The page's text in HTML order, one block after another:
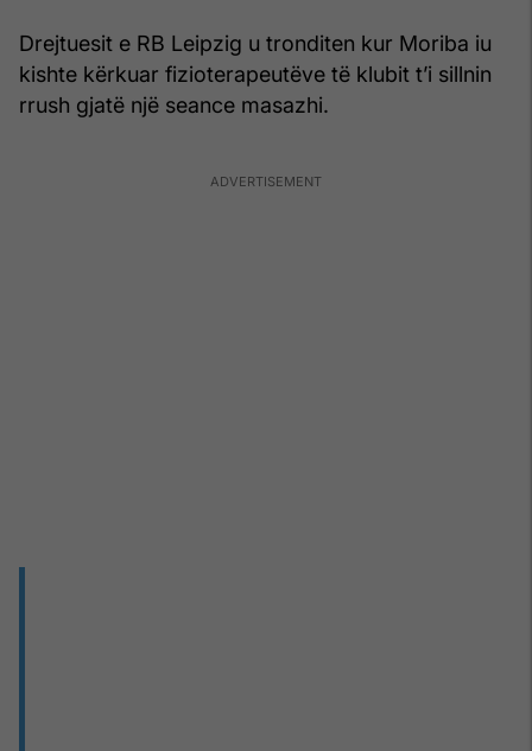
Drejtuesit e RB Leipzig u tronditen kur Moriba iu
kishte kërkuar fizioterapeutëve të klubit t’i sillnin
rrush gjatë një seance masazhi.